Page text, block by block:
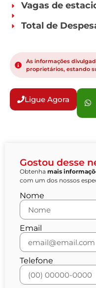
Vagas de
Total de
As informações
proprietários, estando
Ligue Agora
Gostou desse
Obtenha mais
com um dos nossos
Nome
Email
Telefone